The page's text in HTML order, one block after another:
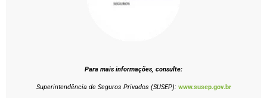
Para mais informações, consulte:
Superintendência de Seguros Privados (SUSEP): www.susep.gov.br